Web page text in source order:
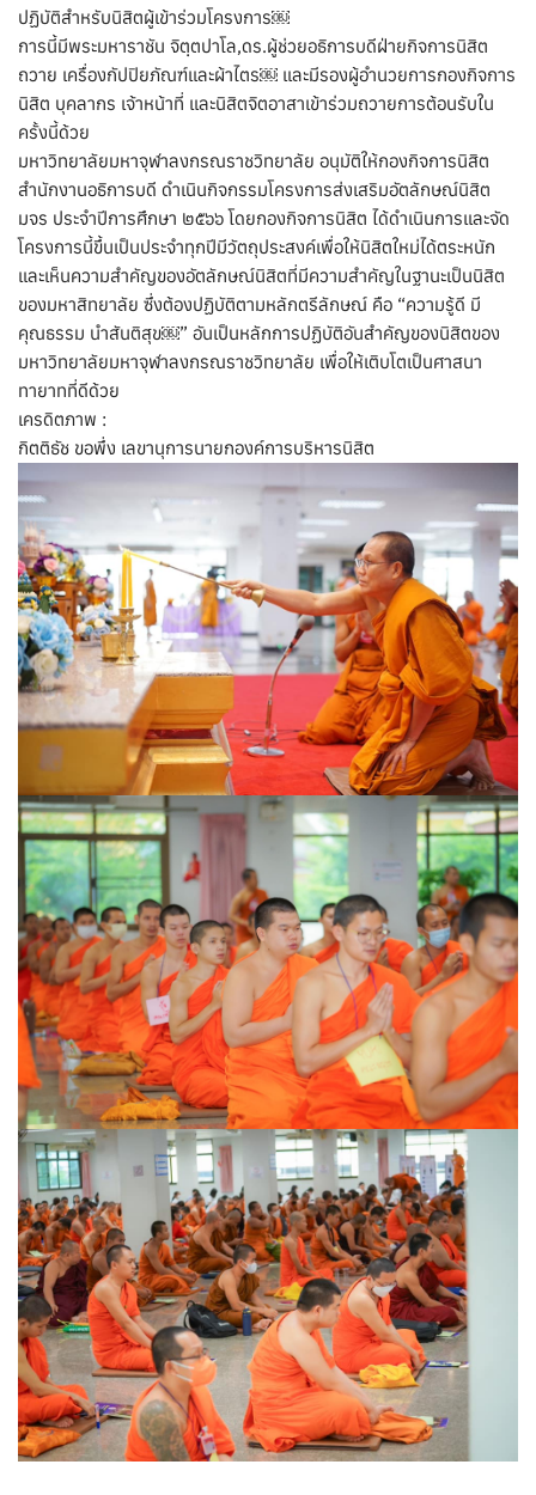
ปฏิบัติสำหรับนิสิตผู้เข้าร่วมโครงการ￼
การนี้มีพระมหาราชัน จิตฺตปาโล,ดร.ผู้ช่วยอธิการบดีฝ่ายกิจการนิสิต
ถวาย เครื่องกัปปิยภัณฑ์และผ้าไตร￼ และมีรองผู้อำนวยการกองกิจการ
นิสิต บุคลากร เจ้าหน้าที่ และนิสิตจิตอาสาเข้าร่วมถวายการต้อนรับใน
ครั้งนี้ด้วย
มหาวิทยาลัยมหาจุฬาลงกรณราชวิทยาลัย อนุมัติให้กองกิจการนิสิต
สำนักงานอธิการบดี ดำเนินกิจกรรมโครงการส่งเสริมอัตลักษณ์นิสิต
มจร ประจำปีการศึกษา ๒๕๖๖ โดยกองกิจการนิสิต ได้ดำเนินการและจัด
โครงการนี้ขึ้นเป็นประจำทุกปีมีวัตถุประสงค์เพื่อให้นิสิตใหม่ได้ตระหนัก
และเห็นความสำคัญของอัตลักษณ์นิสิตที่มีความสำคัญในฐานะเป็นนิสิต
ของมหาสิทยาลัย ซึ่งต้องปฏิบัติตามหลักตรีลักษณ์ คือ “ความรู้ดี มี
คุณธรรม นำสันติสุข￼” อันเป็นหลักการปฏิบัติอันสำคัญของนิสิตของ
มหาวิทยาลัยมหาจุฬาลงกรณราชวิทยาลัย เพื่อให้เติบโตเป็นศาสนา
ทายาทที่ดีด้วย
เครดิตภาพ :
กิตติธัช ขอพึ่ง เลขานุการนายกองค์การบริหารนิสิต